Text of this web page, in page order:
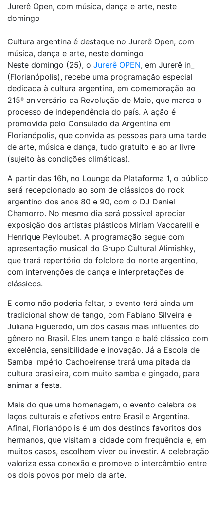
Jurerê Open, com música, dança e arte, neste
domingo
Cultura argentina é destaque no Jurerê Open, com
música, dança e arte, neste domingo
Neste domingo (25), o Jurerê OPEN, em Jurerê in_
(Florianópolis), recebe uma programação especial
dedicada à cultura argentina, em comemoração ao
215º aniversário da Revolução de Maio, que marca o
processo de independência do país. A ação é
promovida pelo Consulado da Argentina em
Florianópolis, que convida as pessoas para uma tarde
de arte, música e dança, tudo gratuito e ao ar livre
(sujeito às condições climáticas).
A partir das 16h, no Lounge da Plataforma 1, o público
será recepcionado ao som de clássicos do rock
argentino dos anos 80 e 90, com o DJ Daniel
Chamorro. No mesmo dia será possível apreciar
exposição dos artistas plásticos Miriam Vaccarelli e
Henrique Peyloubet. A programação segue com
apresentação musical do Grupo Cultural Alimishky,
que trará repertório do folclore do norte argentino,
com intervenções de dança e interpretações de
clássicos.
E como não poderia faltar, o evento terá ainda um
tradicional show de tango, com Fabiano Silveira e
Juliana Figueredo, um dos casais mais influentes do
gênero no Brasil. Eles unem tango e balé clássico com
excelência, sensibilidade e inovação. Já a Escola de
Samba Império Cachoeirense trará uma pitada da
cultura brasileira, com muito samba e gingado, para
animar a festa.
Mais do que uma homenagem, o evento celebra os
laços culturais e afetivos entre Brasil e Argentina.
Afinal, Florianópolis é um dos destinos favoritos dos
hermanos, que visitam a cidade com frequência e, em
muitos casos, escolhem viver ou investir. A celebração
valoriza essa conexão e promove o intercâmbio entre
os dois povos por meio da arte.